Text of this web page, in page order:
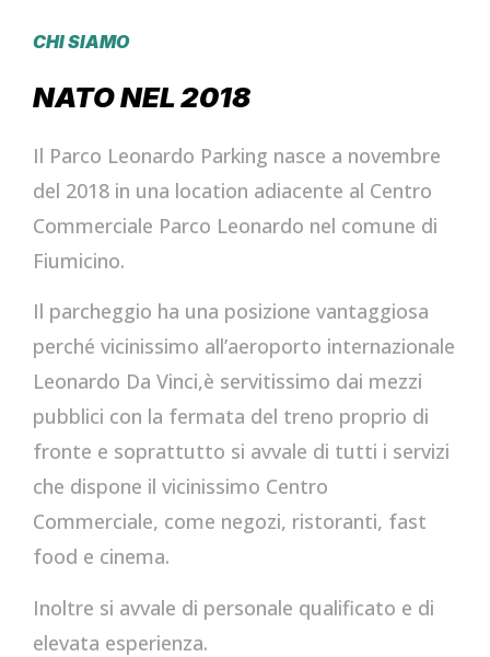
CHI SIAMO
NATO NEL 2018
Il Parco Leonardo Parking nasce a novembre
del 2018 in una location adiacente al Centro
Commerciale Parco Leonardo nel comune di
Fiumicino.
Il parcheggio ha una posizione vantaggiosa
perché vicinissimo all’aeroporto internazionale
Leonardo Da Vinci,è servitissimo dai mezzi
pubblici con la fermata del treno proprio di
fronte e soprattutto si avvale di tutti i servizi
che dispone il vicinissimo Centro
Commerciale, come negozi, ristoranti, fast
food e cinema.
Inoltre si avvale di personale qualificato e di
elevata esperienza.